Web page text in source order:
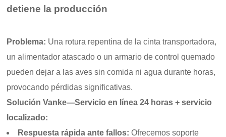
detiene la producción
Problema: Una rotura repentina de la cinta transportadora,
un alimentador atascado o un armario de control quemado
pueden dejar a las aves sin comida ni agua durante horas,
provocando pérdidas significativas.
Solución Vanke—Servicio en línea 24 horas + servicio
localizado:
Respuesta rápida ante fallos: Ofrecemos soporte